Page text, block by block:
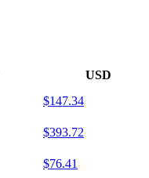
USD
$147.34
$393.72
$76.41